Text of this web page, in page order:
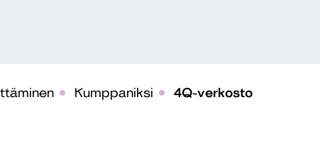
Kumppaniksi 4Q-verkosto